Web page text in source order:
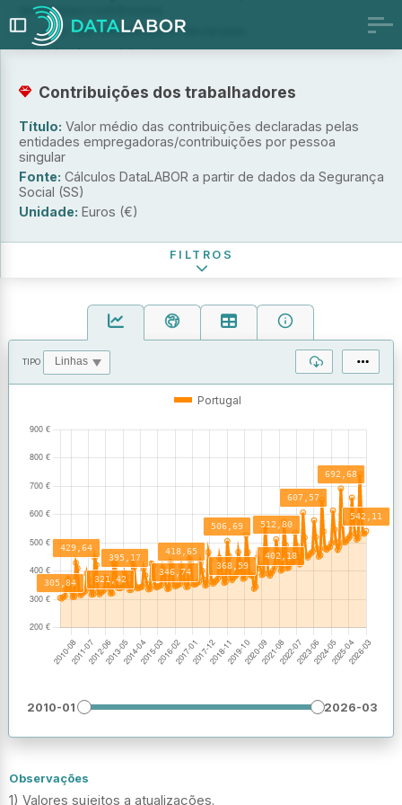
TIPO
Portugal
2010-01 2026-03
Observações
1) Valores sujeitos a atualizações.
Contribuições dos trabalhadores
Título: Valor médio das contribuições declaradas pelas
entidades empregadoras/contribuições por pessoa
singular
Fonte: Cálculos DataLABOR a partir de dados da Segurança
Social (SS)
Unidade: Euros (€)
declaradas/contribuições
Valor das remunerações declaradas
Valor das contribuições
Situação na profissão
Trabalhador dependentes (pessoas singulares com
remunerações declaradas)
Trabalhador independente (pessoas singulares com
contribuições)
FILTROS